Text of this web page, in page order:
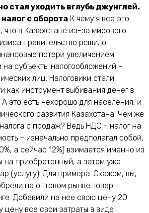
стал уходить вглубь джунглей.
с оборота К чему я все это
что в Казахстане из-за мирового
правительство решило
потери увеличением
на субъекты налогообложений –
лиц. Налоговики стали
как инструмент выбивания денег в
это есть нехорошо для населения, и
развития Казахстана. Чем же
с продаж? Ведь НДС – налог на
– изначально предполагал собой,
а сейчас 12%) взимается именно из
на приобретенный, а затем уже
(услугу). Для примера. Скажем, вы,
на оптовом рынке товар
Добавили на нее свою цену 20
цену все свои затраты в виде